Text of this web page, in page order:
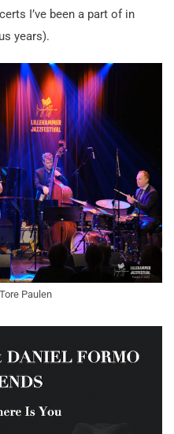
I’ve been a part of in
years).
Paulen